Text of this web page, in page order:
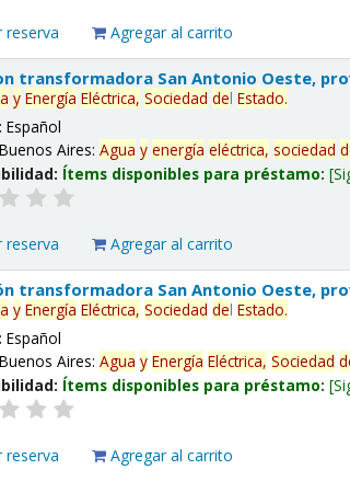
reserva Agregar al carrito
transformadora San Antonio Oeste,
y Energía Eléctrica, Sociedad delEstado.
Español
Buenos Aires:Agua y energía eléctrica, sociedad
Ítems disponibles para préstamo:
reserva Agregar al carrito
transformadora San Antonio Oeste,
y Energía Eléctrica, Sociedad delEstado.
Español
Buenos Aires:Agua y Energía Eléctrica, Sociedad
Ítems disponibles para préstamo:
reserva Agregar al carrito